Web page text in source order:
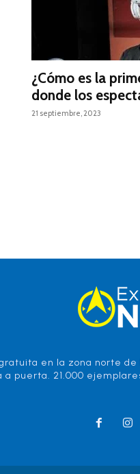
¿Cómo es la
donde los
21 septiembre, 2023
en la zona norte
puerta. 21.000